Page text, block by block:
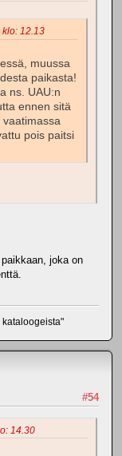
12.13
muussa
paikasta!
ns. UAU:n
ennen sitä
pois paitsi
joka on
kataloogeista"
#54
14.30